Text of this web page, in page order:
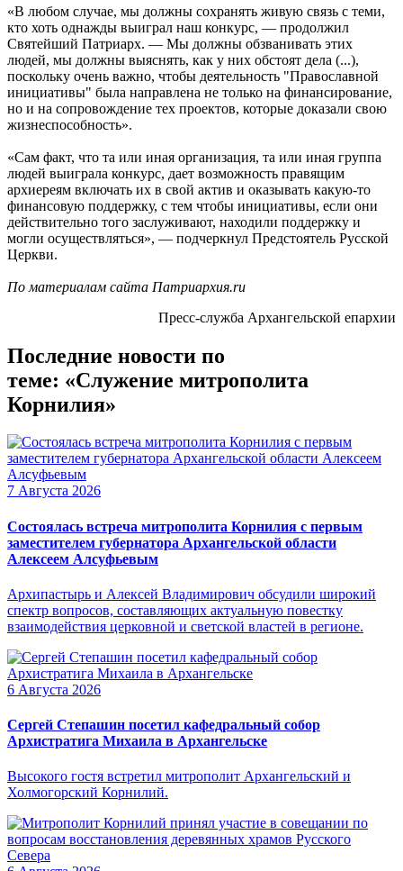
«В любом случае, мы должны сохранять живую связь с теми,
кто хоть однажды выиграл наш конкурс, — продолжил
Святейший Патриарх. — Мы должны обзванивать этих
людей, мы должны выяснять, как у них обстоят дела (...),
поскольку очень важно, чтобы деятельность "Православной
инициативы" была направлена не только на финансирование,
но и на сопровождение тех проектов, которые доказали свою
жизнеспособность».
«Сам факт, что та или иная организация, та или иная группа
людей выиграла конкурс, дает возможность правящим
архиереям включать их в свой актив и оказывать какую-то
финансовую поддержку, с тем чтобы инициативы, если они
действительно того заслуживают, находили поддержку и
могли осуществляться», — подчеркнул Предстоятель Русской
Церкви.
По материалам сайта Патриархия.ru
Пресс-служба Архангельской епархии
Последние новости по
теме: «Служение митрополита
Корнилия»
7 Августа 2026
Состоялась встреча митрополита Корнилия с первым
заместителем губернатора Архангельской области
Алексеем Алсуфьевым
Архипастырь и Алексей Владимирович обсудили широкий
спектр вопросов, составляющих актуальную повестку
взаимодействия церковной и светской властей в регионе.
6 Августа 2026
Сергей Степашин посетил кафедральный собор
Архистратига Михаила в Архангельске
Высокого гостя встретил митрополит Архангельский и
Холмогорский Корнилий.